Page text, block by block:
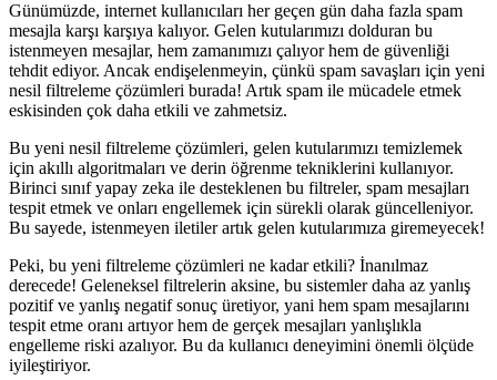
Günümüzde, internet kullanıcıları her geçen gün daha fazla spam
mesajla karşı karşıya kalıyor. Gelen kutularımızı dolduran bu
istenmeyen mesajlar, hem zamanımızı çalıyor hem de güvenliği
tehdit ediyor. Ancak endişelenmeyin, çünkü spam savaşları için yeni
nesil filtreleme çözümleri burada! Artık spam ile mücadele etmek
eskisinden çok daha etkili ve zahmetsiz.
Bu yeni nesil filtreleme çözümleri, gelen kutularımızı temizlemek
için akıllı algoritmaları ve derin öğrenme tekniklerini kullanıyor.
Birinci sınıf yapay zeka ile desteklenen bu filtreler, spam mesajları
tespit etmek ve onları engellemek için sürekli olarak güncelleniyor.
Bu sayede, istenmeyen iletiler artık gelen kutularımıza giremeyecek!
Peki, bu yeni filtreleme çözümleri ne kadar etkili? İnanılmaz
derecede! Geleneksel filtrelerin aksine, bu sistemler daha az yanlış
pozitif ve yanlış negatif sonuç üretiyor, yani hem spam mesajlarını
tespit etme oranı artıyor hem de gerçek mesajları yanlışlıkla
engelleme riski azalıyor. Bu da kullanıcı deneyimini önemli ölçüde
iyileştiriyor.